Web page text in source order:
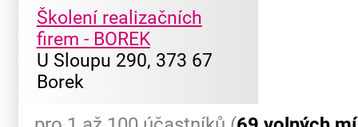
Školení realizačních
firem - BOREK
U Sloupu 290, 373 67
Borek